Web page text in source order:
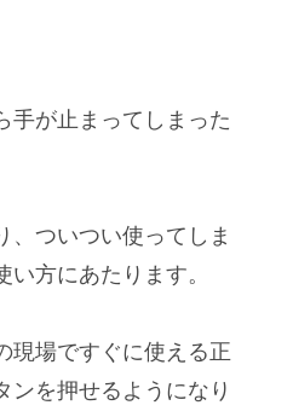
手が止まってしまった
、ついつい使ってしま
方にあたります。
現場ですぐに使える正
ンを押せるようになり